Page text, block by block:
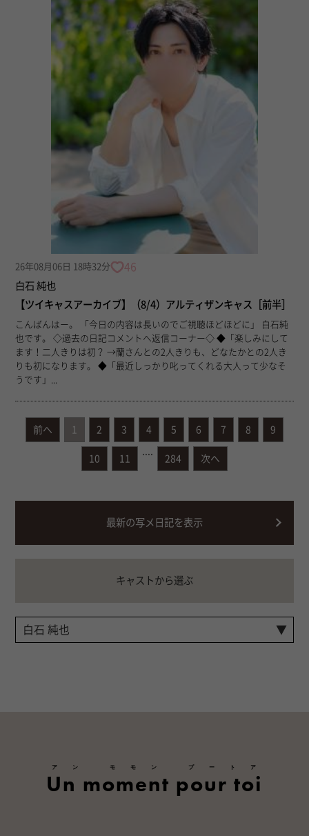
26年08月06日 18時32分 46
白石 純也
【ツイキャスアーカイブ】（8/4）アルティザンキャス［前半］
こんばんはー。 「今日の内容は長いのでご視聴ほどほどに」 白石純
也です。 ◇過去の日記コメントへ返信コーナー◇ ◆「楽しみにして
ます！二人きりは初？ →蘭さんとの2人きりも、どなたかとの2人き
りも初になります。 ◆「最近しっかり叱ってくれる大人って少なそ
うです」...
前へ 1 2 3 4 5 6 7 8 9
10 11 284 次へ
最新の写メ日記を表示
キャストから選ぶ
Un moment pour toi
アン モモン プートア